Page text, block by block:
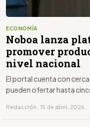
ECONOMÍA
Noboa lanza
promover
nivel nacional
El portal cuenta con
pueden ofertar hasta
Redacción · 15 de abril, 2026